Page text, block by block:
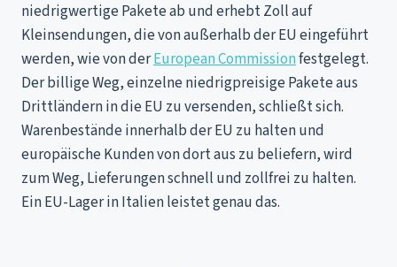
niedrigwertige Pakete ab und erhebt Zoll auf
Kleinsendungen, die von außerhalb der EU eingeführt
werden, wie von derEuropean Commissionfestgelegt.
Der billige Weg, einzelne niedrigpreisige Pakete aus
Drittländern in die EU zu versenden, schließt sich.
Warenbestände innerhalb der EU zu halten und
europäische Kunden von dort aus zu beliefern, wird
zum Weg, Lieferungen schnell und zollfrei zu halten.
Ein EU-Lager in Italien leistet genau das.